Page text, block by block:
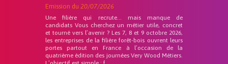
Emission du 20/07/2026
Une filière qui recrute… mais manque de
candidats Vous cherchez un métier utile, concret
et tourné vers l’avenir ? Les 7, 8 et 9 octobre 2026,
les entreprises de la filière forêt-bois ouvrent leurs
portes partout en France à l’occasion de la
quatrième édition des journées Very Wood Métiers.